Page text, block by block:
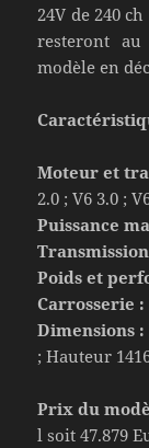
24V de 240
resteront au
modèle en
Moteur et
2.0 ; V6 3.0 ;
Puissance
Transmission
Poids et
Carrosserie :
Dimensions :
; Hauteur
Prix du
l soit 47.879